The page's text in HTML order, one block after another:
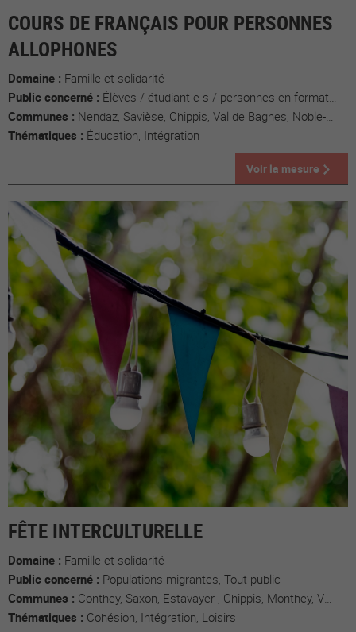
COURS DE FRANÇAIS POUR PERSONNES
ALLOPHONES
Domaine : Famille et solidarité
Public concerné : Élèves / étudiant-e-s / personnes en formation, Populations migrantes
Communes : Nendaz, Savièse, Chippis, Val de Bagnes, Noble-Contrée , Saxon
Thématiques : Éducation, Intégration
Voir la mesure
FÊTE INTERCULTURELLE
Domaine : Famille et solidarité
Public concerné : Populations migrantes, Tout public
Communes : Conthey, Saxon, Estavayer , Chippis, Monthey, Vouvry
Thématiques : Cohésion, Intégration, Loisirs